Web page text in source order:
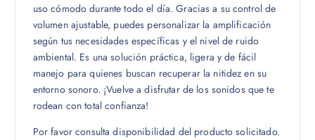
uso cómodo durante todo el día. Gracias a su control de
volumen ajustable, puedes personalizar la amplificación
según tus necesidades específicas y el nivel de ruido
ambiental. Es una solución práctica, ligera y de fácil
manejo para quienes buscan recuperar la nitidez en su
entorno sonoro. ¡Vuelve a disfrutar de los sonidos que te
rodean con total confianza!
Por favor consulta disponibilidad del producto solicitado.